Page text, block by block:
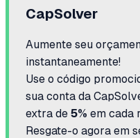
CapSolver
Aumente seu
instantaneamente!
Use o código
sua conta da
extra de 5% em cada
Resgate-o agora em